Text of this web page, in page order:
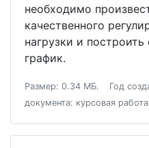
необходимо
качественного
нагрузки и
график.
Размер: 0.34 МБ. Год
документа: курсовая работа